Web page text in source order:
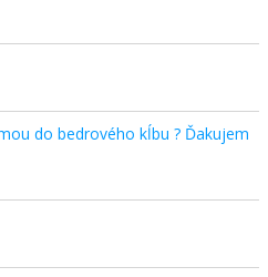
do bedrového kĺbu ? Ďakujem